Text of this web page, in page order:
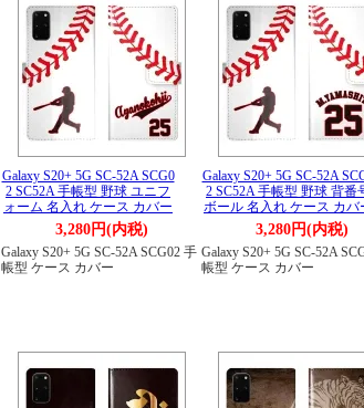
Galaxy S20+ 5G SC-52A SCG0
2 SC52A 手帳型 野球 ユニフ
ォーム 名入れ ケース カバー
3,280円(内税)
Galaxy S20+ 5G SC-52A SCG02 手
帳型 ケース カバー
Galaxy S20+ 5G SC-52A
2 SC52A 手帳型 野球 背番
ボール 名入れ ケース カバ
3,280円(内税)
Galaxy S20+ 5G SC-52A
帳型 ケース カバー